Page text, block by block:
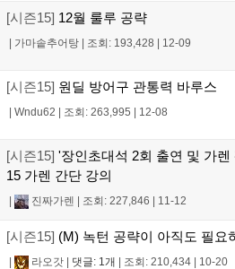
[시즌15] 12월 룰루 공략
| 가마솥추어탕 | 조회: 193,428 | 12-09
[시즌15] 원딜 방어구 관통력 바루스
| Wndu62 | 조회: 263,995 | 12-08
[시즌15] '장인초대석 2회 출연 및 가
15 가렌 간단 강의
| 진짜가렌 | 조회: 227,846 | 11-12
[시즌15] (M) 녹턴 공략이 아직도 필요
| 라오갓 | 댓글: 1개 | 조회: 210,434 | 10-20